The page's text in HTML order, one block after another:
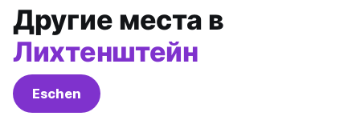
Другие места в
Лихтенштейн
Eschen